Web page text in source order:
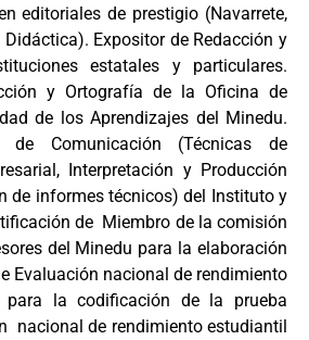
editoriales de prestigio (Navarrete,
Expositor de Redacción y
estatales y particulares.
y Ortografía de la Oficina de
de los Aprendizajes del Minedu.
de Comunicación (Técnicas de
Interpretación y Producción
de informes técnicos) del Instituto y
de Miembro de la comisión
del Minedu para la elaboración
Evaluación nacional de rendimiento
la codificación de la prueba
nacional de rendimiento estudiantil